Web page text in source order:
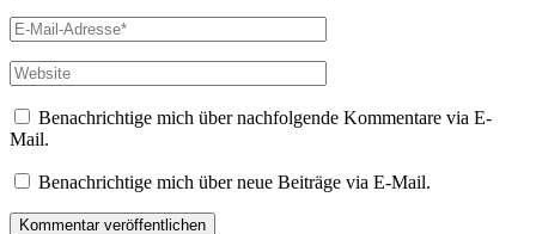
E-
Mail-
Adresse*
Website
Benachrichtige mich über nachfolgende Kommentare via E-
Mail.
Benachrichtige mich über neue Beiträge via E-Mail.